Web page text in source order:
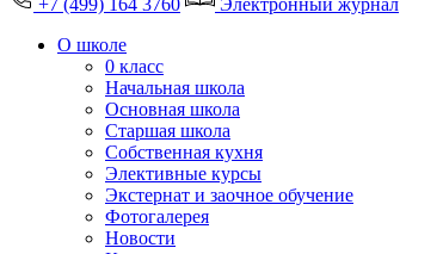
+7 (499) 164 3760
Электронный журнал
О школе
0 класс
Начальная школа
Основная школа
Старшая школа
Собственная кухня
Элективные курсы
Экстернат и заочное обучение
Фотогалерея
Новости